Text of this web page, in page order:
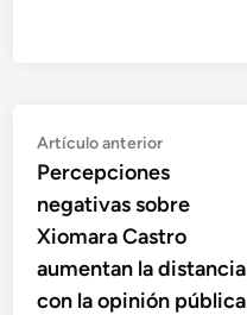
Navegación
de
entradas
Artículo anteriorArtículo
anterior:
Percepciones
negativas sobre
Xiomara Castro
aumentan la distancia
con la opinión pública